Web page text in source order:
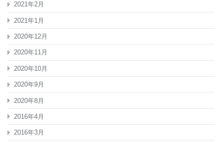
2021年2月
2021年1月
2020年12月
2020年11月
2020年10月
2020年9月
2020年8月
2016年4月
2016年3月